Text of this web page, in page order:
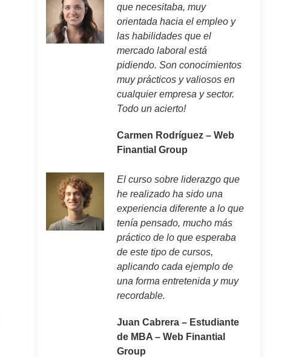
que necesitaba, muy
orientada hacia el empleo y
las habilidades que el
mercado laboral está
pidiendo. Son conocimientos
muy prácticos y valiosos en
cualquier empresa y sector.
Todo un acierto!
Carmen Rodríguez – Web
Finantial Group
El curso sobre liderazgo que
he realizado ha sido una
experiencia diferente a lo que
tenía pensado, mucho más
práctico de lo que esperaba
de este tipo de cursos,
aplicando cada ejemplo de
una forma entretenida y muy
recordable.
Juan Cabrera – Estudiante
de MBA – Web Finantial
Group